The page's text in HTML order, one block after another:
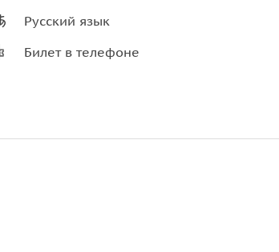
Русский язык
Билет в телефоне